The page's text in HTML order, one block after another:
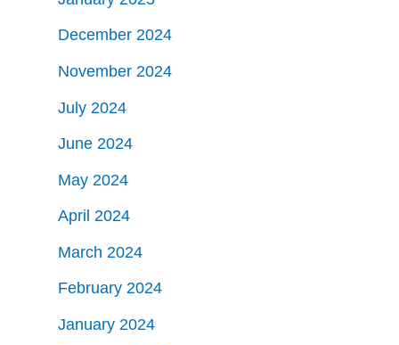
December 2024
November 2024
July 2024
June 2024
May 2024
April 2024
March 2024
February 2024
January 2024